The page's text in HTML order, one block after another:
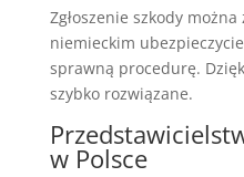
Zgłoszenie szkody
niemieckim
sprawną procedurę.
szybko rozwiązane.
w Polsce